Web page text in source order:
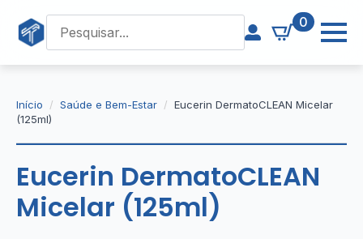
0
Início Saúde e Bem-Estar
Eucerin DermatoCLEAN Micelar
(125ml)
Eucerin DermatoCLEAN
Micelar (125ml)